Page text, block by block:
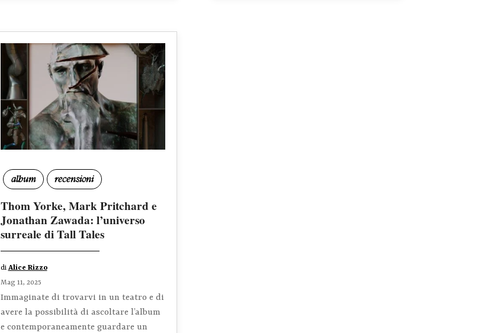
album recensioni
Thom Yorke, Mark Pritchard e
Jonathan Zawada: l’universo
surreale di Tall Tales
di Alice Rizzo
Mag 11, 2025
Immaginate di trovarvi in un teatro e di
avere la possibilità di ascoltare l’album
e contemporaneamente guardare un